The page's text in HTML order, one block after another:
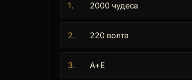
1. 2000 чудеса
2. 220 волта
3. A+E